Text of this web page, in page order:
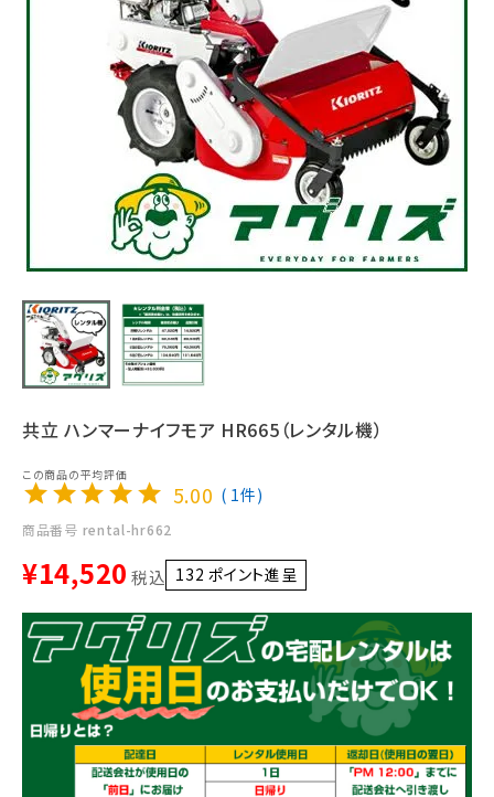
メールでのお問い合わせ
info@agriz.net
FAXでのご注文
0739-72-453224時間受付
共立 ハンマーナイフモア HR665（レンタル機）
5.00 1
商品番号 rental-hr662
¥14,520 税込 132 ポイント進呈 ]